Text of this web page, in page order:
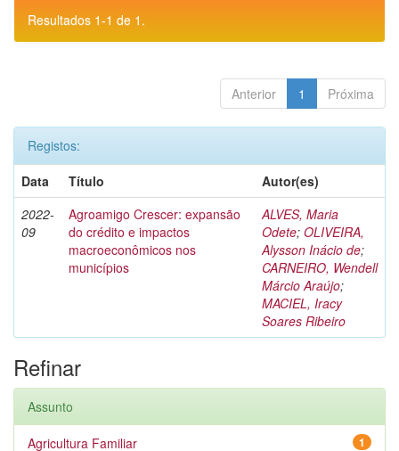
Resultados 1-1 de 1.
Anterior 1 Próxima
Registos:
Data
Título
Autor(es)
2022-
09
Agroamigo Crescer: expansão
do crédito e impactos
macroeconômicos nos
municípios
ALVES, Maria
Odete; OLIVEIRA,
Alysson Inácio de;
CARNEIRO, Wendell
Márcio Araújo;
MACIEL, Iracy
Soares Ribeiro
Refinar
Assunto
1
Agricultura Familiar